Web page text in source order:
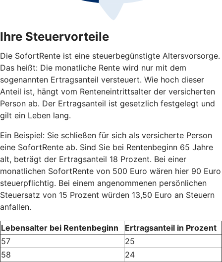
Ihre Steuervorteile
Die SofortRente ist eine steuerbegünstigte Altersvorsorge.
Das heißt: Die monatliche Rente wird nur mit dem
sogenannten Ertragsanteil versteuert. Wie hoch dieser
Anteil ist, hängt vom Renteneintrittsalter der versicherten
Person ab. Der Ertragsanteil ist gesetzlich festgelegt und
gilt ein Leben lang.
Ein Beispiel: Sie schließen für sich als versicherte Person
eine SofortRente ab. Sind Sie bei Rentenbeginn 65 Jahre
alt, beträgt der Ertragsanteil 18 Prozent. Bei einer
monatlichen SofortRente von 500 Euro wären hier 90 Euro
steuerpflichtig. Bei einem angenommenen persönlichen
Steuersatz von 15 Prozent würden 13,50 Euro an Steuern
anfallen.
Lebensalter bei Rentenbeginn
Ertragsanteil in Prozent
57
25
58
24